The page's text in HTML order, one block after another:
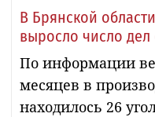
В Брянской
выросло число
По информации
месяцев в
находилось 26